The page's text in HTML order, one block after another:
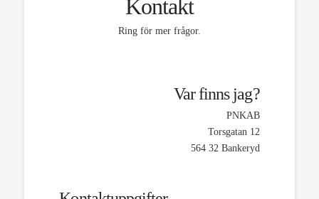
Kontakt
Ring för mer frågor.
Var finns jag?
PNKAB
Torsgatan 12
564 32 Bankeryd